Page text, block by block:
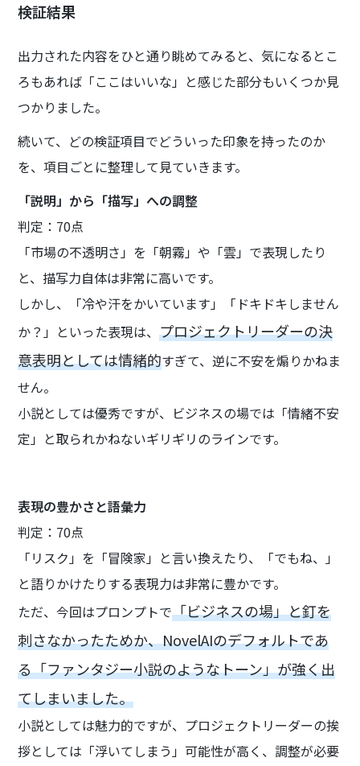
検証結果
出力された内容をひと通り眺めてみると、気になるとこ
ろもあれば「ここはいいな」と感じた部分もいくつか見
つかりました。
続いて、どの検証項目でどういった印象を持ったのか
を、項目ごとに整理して見ていきます。
「説明」から「描写」への調整
判定：70点
「市場の不透明さ」を「朝霧」や「雲」で表現したり
と、描写力自体は非常に高いです。
しかし、「冷や汗をかいています」「ドキドキしません
か？」といった表現は、プロジェクトリーダーの決
意表明としては情緒的すぎて、逆に不安を煽りかねま
せん。
小説としては優秀ですが、ビジネスの場では「情緒不安
定」と取られかねないギリギリのラインです。
表現の豊かさと語彙力
判定：70点
「リスク」を「冒険家」と言い換えたり、「でもね、」
と語りかけたりする表現力は非常に豊かです。
ただ、今回はプロンプトで「ビジネスの場」と釘を
刺さなかったためか、NovelAIのデフォルトであ
る「ファンタジー小説のようなトーン」が強く出
てしまいました。
小説としては魅力的ですが、プロジェクトリーダーの挨
拶としては「浮いてしまう」可能性が高く、調整が必要